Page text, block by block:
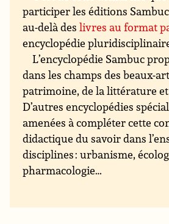
participer les éditions
au-delà deslivres au format
encyclopédie
L’encyclopédie Sambuc
dans les champs des beaux-
patrimoine, de la littérature et
D’autres encyclopédies
amenées à compléter cette
didactique du savoir dans
disciplines : urbanisme,
pharmacologie…